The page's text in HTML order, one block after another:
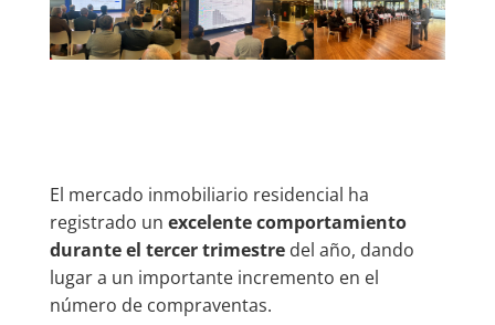
El mercado inmobiliario residencial ha
registrado un excelente comportamiento
durante el tercer trimestredel año, dando
lugar a un importante incremento en el
número de compraventas.